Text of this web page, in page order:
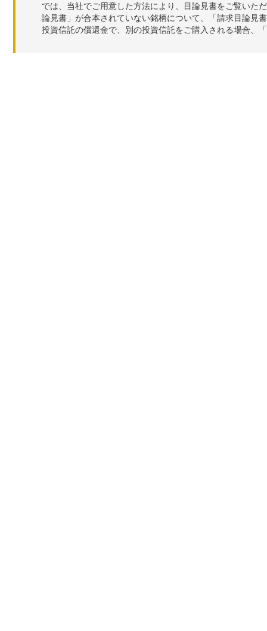
では、当社でご用意した方法により、目論見書をご覧いた
論見書」が合本されていない銘柄について、「請求目論見
投資信託の償還金で、別の投資信託をご購入される場合、